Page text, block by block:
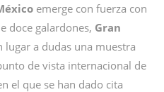
emerge con fuerza con
doce galardones, Gran
lugar a dudas una muestra
de vista internacional de
el que se han dado cita